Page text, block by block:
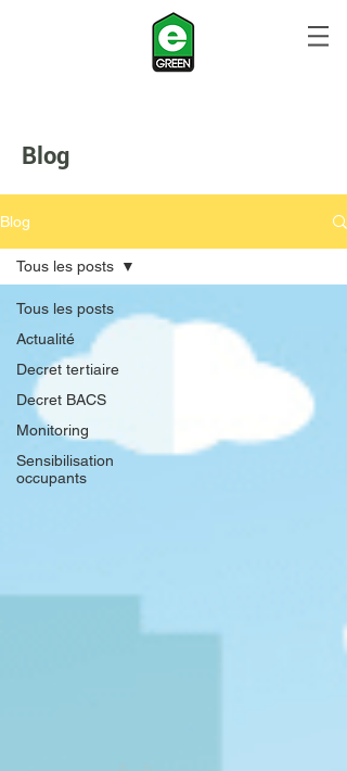
Blog
Blog
Tous les posts
Actualité
Decret tertiaire
Decret BACS
Monitoring
Sensibilisation
occupants
Tous les posts